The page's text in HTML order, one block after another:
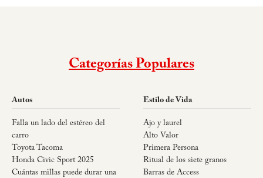
Categorías Populares
Autos
Falla un lado del estéreo del
carro
Toyota Tacoma
Honda Civic Sport 2025
Cuántas millas puede durar una
Estilo de Vida
Ajo y laurel
Alto Valor
Primera Persona
Ritual de los siete granos
Barras de Access